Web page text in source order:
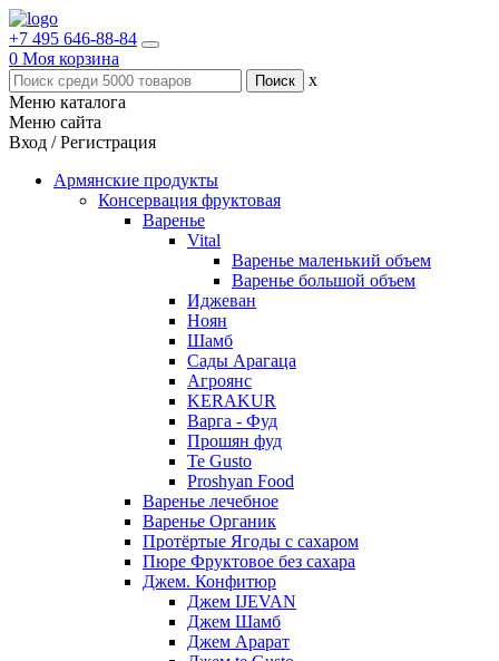
+7 495 646-88-84
0 Моя корзина
x
Меню каталога
Меню сайта
Вход / Регистрация
Армянские продукты
Консервация фруктовая
Варенье
Vital
Варенье маленький объем
Варенье большой объем
Иджеван
Ноян
Шамб
Сады Арагаца
Агроянс
KERAKUR
Варга - Фуд
Прошян фуд
Te Gusto
Proshyan Food
Варенье лечебное
Варенье Органик
Протёртые Ягоды с сахаром
Пюре Фруктовое без сахара
Джем. Конфитюр
Джем IJEVAN
Джем Шамб
Джем Арарат